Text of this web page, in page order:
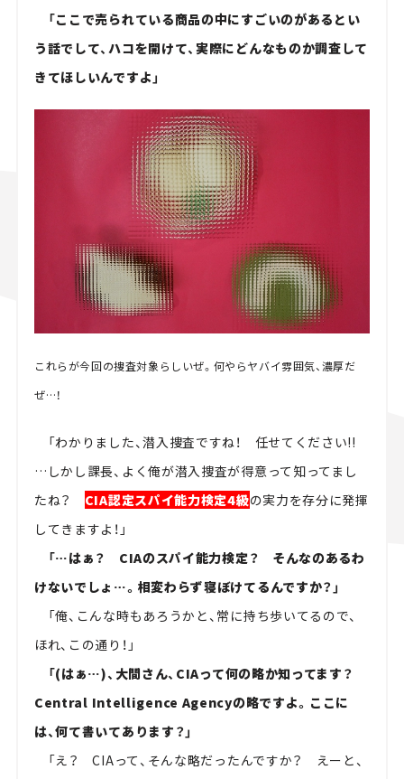
「ここで売られている商品の中にすごいのがあるとい
う話でして、ハコを開けて、実際にどんなものか調査して
きてほしいんですよ」
これらが今回の捜査対象らしいぜ。何やらヤバイ雰囲気、濃厚だ
ぜ…！
「わかりました、潜入捜査ですね！ 任せてください!!
…しかし課長、よく俺が潜入捜査が得意って知ってまし
たね？ CIA認定スパイ能力検定4級の実力を存分に発揮
してきますよ！」
「…はぁ？ CIAのスパイ能力検定？ そんなのあるわ
けないでしょ…。相変わらず寝ぼけてるんですか？」
「俺、こんな時もあろうかと、常に持ち歩いてるので、
ほれ、この通り！」
「(はぁ…)、大間さん、CIAって何の略か知ってます？
Central Intelligence Agencyの略ですよ。ここに
は、何て書いてあります？」
「え？ CIAって、そんな略だったんですか？ えーと、